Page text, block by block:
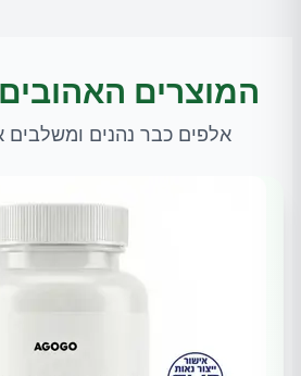
המוצרים
אלפים כבר נהנים ומשלבים